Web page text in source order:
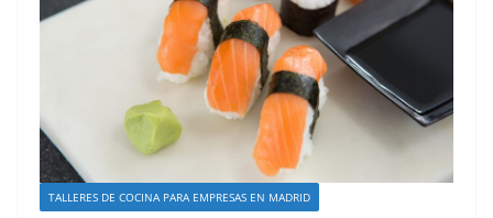
TALLERES DE COCINA PARA EMPRESAS EN MADRID